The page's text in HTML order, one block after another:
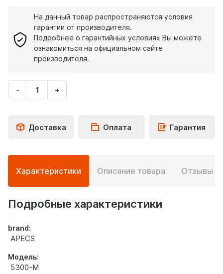
На данный товар распространяются условия
гарантии от производителя.
Подробнее о гарантийных условиях Вы можете
ознакомиться на официальном сайте
производителя.
-
Укажите
количество
+
Доставка Оплата Гарантия
Подробная
информация
о
товаре
Характеристики Описание товара Отзывы
Подробные характеристики
brand:
APECS
Модель:
5300-M